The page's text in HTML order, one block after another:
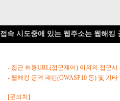
접속 시도중에 있는 웹주소는 웹해킹
- 접근 허용URL(접근제어) 이외의 접근시
- 웹해킹 공격 패턴(OWASP10 등) 및 기
[문의처]